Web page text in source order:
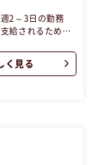
2～3日の勤務
給されるため、
能なため、プラ
で安定した昼所
適です。 この昼
方の求人です。
く見る